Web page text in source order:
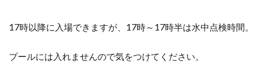
17時以降に入場できますが、17時～17時半は水中点検時間。
プールには入れませんので気をつけてください。